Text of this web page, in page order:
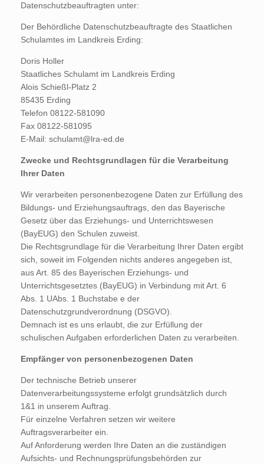
Datenschutzbeauftragten unter:
Der Behördliche Datenschutzbeauftragte des Staatlichen
Schulamtes im Landkreis Erding:
Doris Holler
Staatliches Schulamt im Landkreis Erding
Alois Schießl-Platz 2
85435 Erding
Telefon 08122-581090
Fax 08122-581095
E-Mail: schulamt@lra-ed.de
Zwecke und Rechtsgrundlagen für die Verarbeitung
Ihrer Daten
Wir verarbeiten personenbezogene Daten zur Erfüllung des
Bildungs- und Erziehungsauftrags, den das Bayerische
Gesetz über das Erziehungs- und Unterrichtswesen
(BayEUG) den Schulen zuweist.
Die Rechtsgrundlage für die Verarbeitung Ihrer Daten ergibt
sich, soweit im Folgenden nichts anderes angegeben ist,
aus Art. 85 des Bayerischen Erziehungs- und
Unterrichtsgesetztes (BayEUG) in Verbindung mit Art. 6
Abs. 1 UAbs. 1 Buchstabe e der
Datenschutzgrundverordnung (DSGVO).
Demnach ist es uns erlaubt, die zur Erfüllung der
schulischen Aufgaben erforderlichen Daten zu verarbeiten.
Empfänger von personenbezogenen Daten
Der technische Betrieb unserer
Datenverarbeitungssysteme erfolgt grundsätzlich durch
1&1 in unserem Auftrag.
Für einzelne Verfahren setzen wir weitere
Auftragsverarbeiter ein.
Auf Anforderung werden Ihre Daten an die zuständigen
Aufsichts- und Rechnungsprüfungsbehörden zur